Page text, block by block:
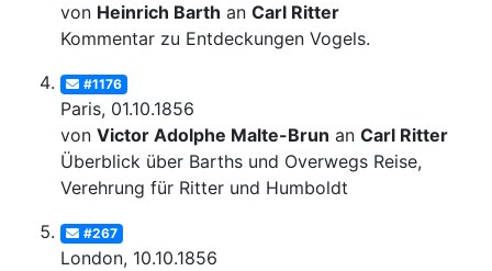
von Heinrich Barth an Carl Ritter
Kommentar zu Entdeckungen Vogels.
#1176
Paris, 01.10.1856
von Victor Adolphe Malte-Brun an Carl Ritter
Überblick über Barths und Overwegs Reise,
Verehrung für Ritter und Humboldt
#267
London, 10.10.1856